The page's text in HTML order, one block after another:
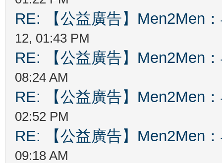
RE: 【公益廣告】Men2Men
12, 01:43 PM
RE: 【公益廣告】Men2Men
08:24 AM
RE: 【公益廣告】Men2Men
02:52 PM
RE: 【公益廣告】Men2Men
09:18 AM